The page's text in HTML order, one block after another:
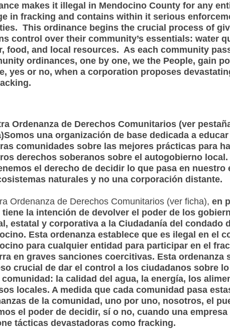
makes it illegal in Mendocino County for any
in fracking and contains within it serious
This ordinance begins the crucial process of
control over their community’s essentials: water
food, and local resources. As each community
ordinances, one by one, we the People, gain
yes or no, when a corporation proposes
Ordenanza de Derechos Comunitarios (ver
una organización de base dedicada a educar
comunidades sobre las mejores prácticas para
derechos soberanos sobre el autogobierno local.
el derecho de decidir lo que pasa en nuestro
naturales y no una corporación distante.
Ordenanza de Derechos Comunitarios (ver ficha), en
tiene la intención de devolver el poder de los
estatal y corporativa a la Ciudadanía del condado
Esta ordenanza establece que es ilegal en el
para cualquier entidad para participar en el
en graves sanciones coercitivas. Esta ordenanza
crucial de dar el control a los ciudadanos sobre lo
comunidad: la calidad del agua, la energía, los
locales. A medida que cada comunidad pasa
de la comunidad, uno por uno, nosotros, el
el poder de decidir, sí o no, cuando una empresa
tácticas devastadoras como fracking.